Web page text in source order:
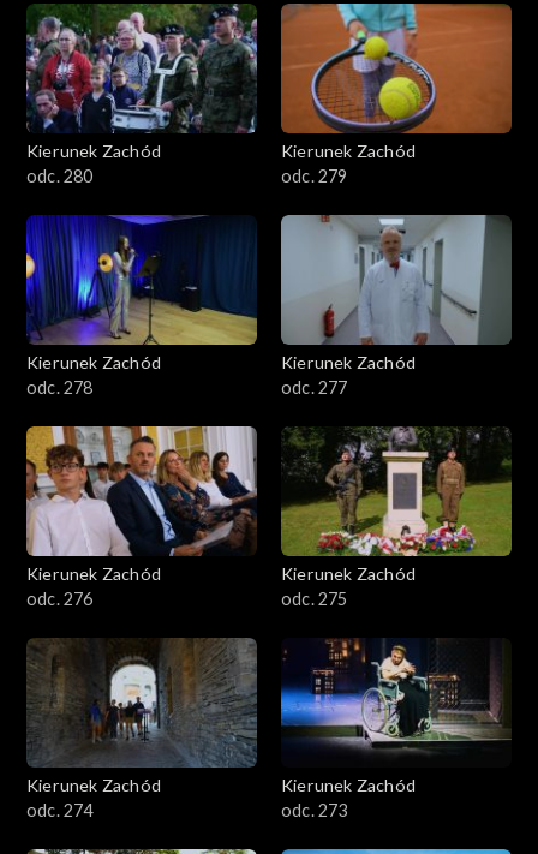
Kierunek Zachód
odc. 280
Kierunek Zachód
odc. 279
Kierunek Zachód
odc. 278
Kierunek Zachód
odc. 277
Kierunek Zachód
odc. 276
Kierunek Zachód
odc. 275
Kierunek Zachód
odc. 274
Kierunek Zachód
odc. 273